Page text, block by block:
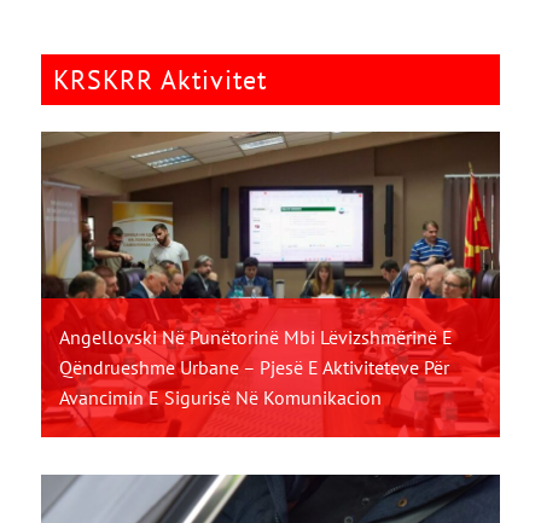
KRSKRR Aktivitet
Angellovski Në Punëtorinë Mbi Lëvizshmërinë E
Qëndrueshme Urbane – Pjesë E Aktiviteteve Për
Avancimin E Sigurisë Në Komunikacion